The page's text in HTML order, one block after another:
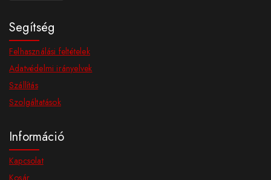
Segítség
Felhasználási feltételek
Adatvédelmi irányelvek
Szállítás
Szolgáltatások
Információ
Kapcsolat